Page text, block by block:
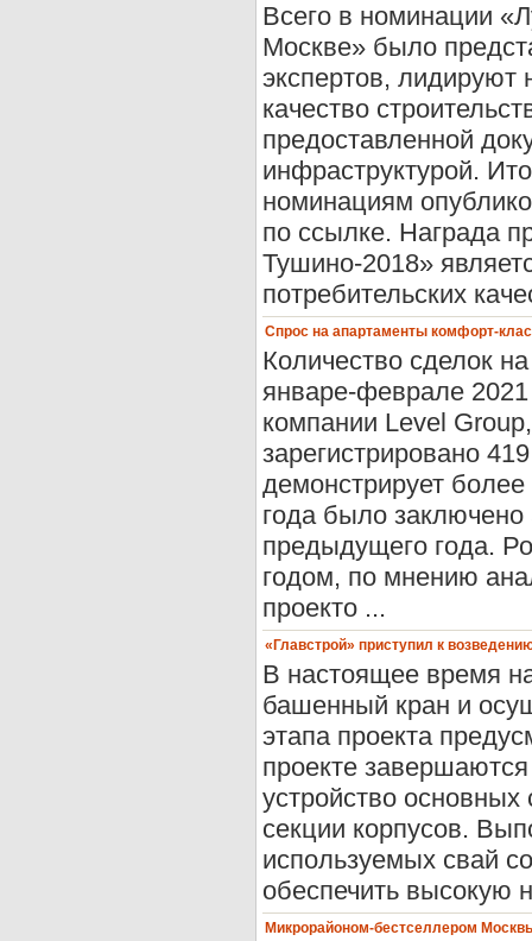
Всего в номинации
Москве» было
экспертов, лидируют
качество
предоставленной
инфраструктурой.
номинациям
по ссылке. Награда
Тушино-2018»
потребительских
Спрос на апартаменты комфорт-
Количество сделок
январе-феврале
компании Level
зарегистрировано
демонстрирует
года было
предыдущего года.
годом, по мнению
проекто ...
«Главстрой» приступил к
В настоящее время
башенный кран и
этапа проекта
проекте
устройство
секции корпусов.
используемых свай
обеспечить высокую
Микрорайоном-бестселлером